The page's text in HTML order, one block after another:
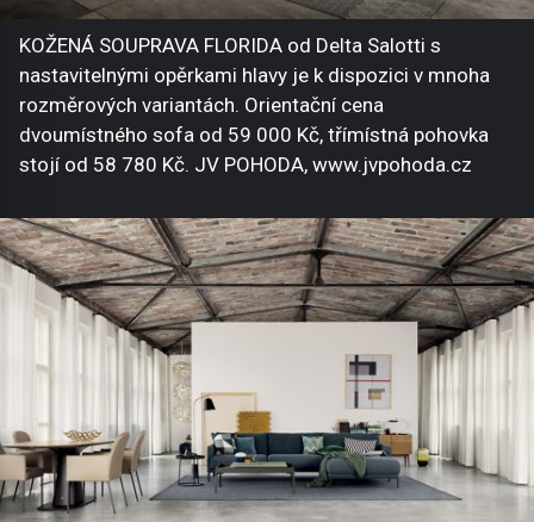
KOŽENÁ SOUPRAVA FLORIDA od Delta Salotti s
nastavitelnými opěrkami hlavy je k dispozici v mnoha
rozměrových variantách. Orientační cena
dvoumístného sofa od 59 000 Kč, třímístná pohovka
stojí od 58 780 Kč. JV POHODA, www.jvpohoda.cz